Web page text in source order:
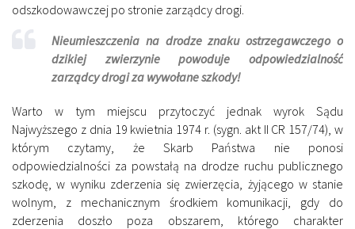
odszkodowawczej po stronie zarządcy drogi.
Nieumieszczenia na drodze znaku ostrzegawczego o
dzikiej zwierzynie powoduje odpowiedzialność
zarządcy drogi za wywołane szkody!
Warto w tym miejscu przytoczyć jednak wyrok Sądu
Najwyższego z dnia 19 kwietnia 1974 r. (sygn. akt II CR 157/74), w
którym czytamy, że Skarb Państwa nie ponosi
odpowiedzialności za powstałą na drodze ruchu publicznego
szkodę, w wyniku zderzenia się zwierzęcia, żyjącego w stanie
wolnym, z mechanicznym środkiem komunikacji, gdy do
zderzenia doszło poza obszarem, którego charakter